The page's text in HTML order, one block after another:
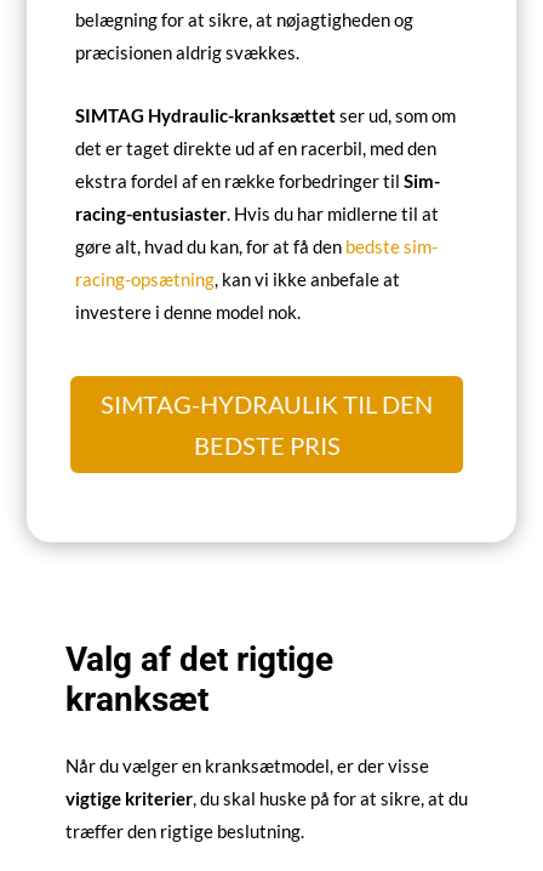
belægning for at sikre, at nøjagtigheden og
præcisionen aldrig svækkes.
SIMTAG Hydraulic-kranksættetser ud, som om
det er taget direkte ud af en racerbil, med den
ekstra fordel af en række forbedringer tilSim-
racing-entusiaster. Hvis du har midlerne til at
gøre alt, hvad du kan, for at få den bedste sim-
racing-opsætning, kan vi ikke anbefale at
investere i denne model nok.
SIMTAG-HYDRAULIK TIL DEN
BEDSTE PRIS
Valg af det rigtige
kranksæt
Når du vælger en kranksætmodel, er der visse
vigtige kriterier, du skal huske på for at sikre, at du
træffer den rigtige beslutning.